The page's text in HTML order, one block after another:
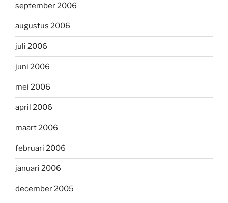
september 2006
augustus 2006
juli 2006
juni 2006
mei 2006
april 2006
maart 2006
februari 2006
januari 2006
december 2005